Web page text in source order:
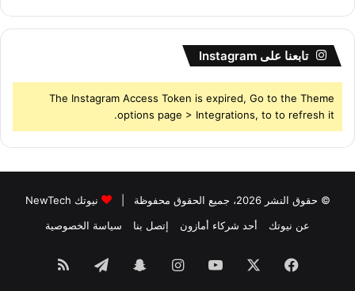
تابعنا على Instagram
The Instagram Access Token is expired, Go to the Theme
options page > Integrations, to to refresh it.
© حقوق النشر 2026، جميع الحقوق محفوظة |
نيوتك NewTech
عن نيوتك
أحد شركاء أمازون إتصل بنا سياسة الخصوصية
فيسبوك ‫YouTubeانستقرامسناب تيلقرام